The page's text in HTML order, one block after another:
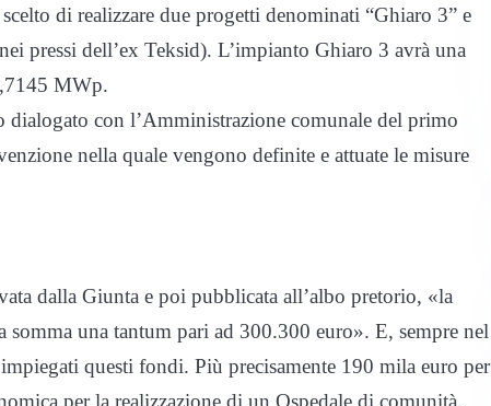
di realizzare due progetti denominati “Ghiaro 3” e
pressi dell’ex Teksid). L’impianto Ghiaro 3 avrà una
MWp.
con l’Amministrazione comunale del primo
nella quale vengono definite e attuate le misure
dalla Giunta e poi pubblicata all’albo pretorio, «la
una tantum pari ad 300.300 euro». E, sempre nel
questi fondi. Più precisamente 190 mila euro per
per la realizzazione di un Ospedale di comunità,